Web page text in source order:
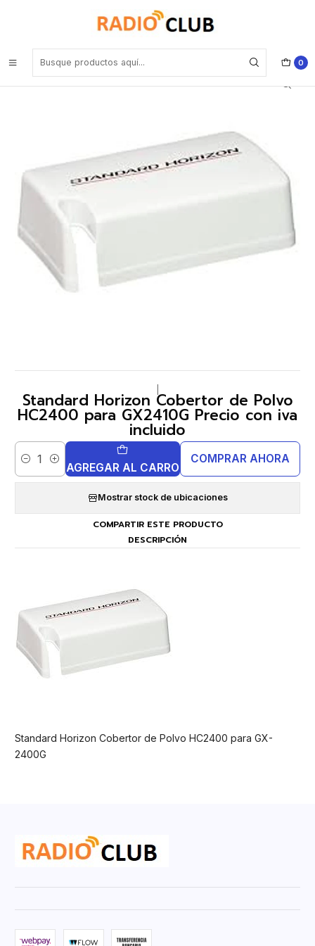
0
Accesorios equipos portátiles
Standard Horizon Cobertor de Polvo HC2400 para GX2410G Precio
Standard Horizon Cobertor de Polvo
HC2400 para GX2410G Precio con iva
incluido
Cantidad AGREGAR AL CARRO
COMPRAR AHORA
Mostrar stock de ubicaciones
COMPARTIR ESTE PRODUCTO
DESCRIPCIÓN
Standard Horizon Cobertor de Polvo HC2400 para GX-
2400G